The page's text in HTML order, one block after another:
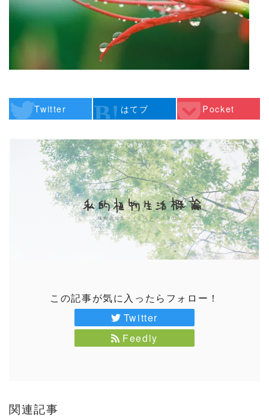
Twitter はてブ Pocket
この記事が気に入ったらフォロー！
Twitter
Feedly
関連記事